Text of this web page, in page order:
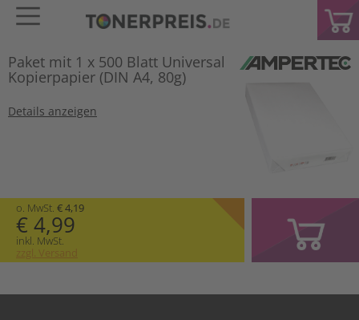
Paket mit 1 x 500 Blatt Universal
Kopierpapier (DIN A4, 80g)
Details anzeigen
o. MwSt. € 4,19
€ 4,99
inkl. MwSt.
zzgl. Versand